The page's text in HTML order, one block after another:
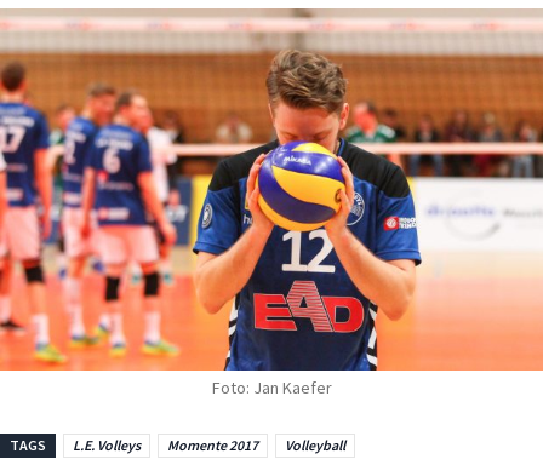
Foto: Jan Kaefer
TAGS L.E. Volleys Momente 2017 Volleyball